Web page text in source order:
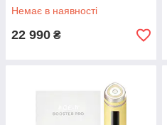
Немає в наявності
22 990 ₴